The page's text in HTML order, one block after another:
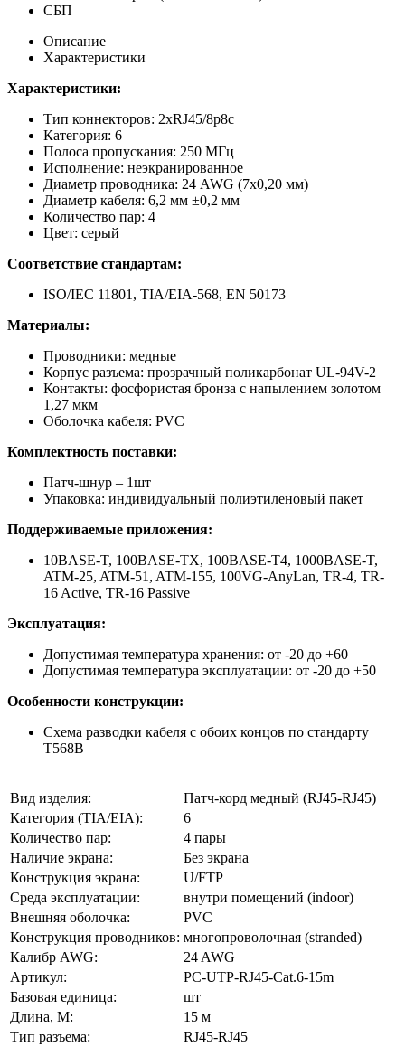
СБП
Описание
Характеристики
Характеристики:
Тип коннекторов: 2хRJ45/8р8с
Категория: 6
Полоса пропускания: 250 МГц
Исполнение: неэкранированное
Диаметр проводника: 24 AWG (7х0,20 мм)
Диаметр кабеля: 6,2 мм ±0,2 мм
Количество пар: 4
Цвет: серый
Соответствие стандартам:
ISO/IEC 11801, TIA/EIA-568, EN 50173
Материалы:
Проводники: медные
Корпус разъема: прозрачный поликарбонат UL-94V-2
Контакты: фосфористая бронза с напылением золотом
1,27 мкм
Оболочка кабеля: PVC
Комплектность поставки:
Патч-шнур – 1шт
Упаковка: индивидуальный полиэтиленовый пакет
Поддерживаемые приложения:
10BASE-T, 100BASE-TX, 100BASE-T4, 1000BASE-T,
ATM-25, ATM-51, ATM-155, 100VG-AnyLan, TR-4, TR-
16 Active, TR-16 Passive
Эксплуатация:
Допустимая температура хранения: от -20 до +60
Допустимая температура эксплуатации: от -20 до +50
Особенности конструкции:
Схема разводки кабеля с обоих концов по стандарту
Т568В
Вид изделия:
Патч-корд медный (RJ45-RJ45)
Категория (TIA/EIA):
6
Количество пар:
4 пары
Наличие экрана:
Без экрана
Конструкция экрана:
U/FTP
Среда эксплуатации:
внутри помещений (indoor)
Внешняя оболочка:
PVC
Конструкция проводников: многопроволочная (stranded)
Калибр AWG:
24 AWG
Артикул:
PC-UTP-RJ45-Cat.6-15m
Базовая единица:
шт
Длина, М:
15 м
Тип разъема:
RJ45-RJ45